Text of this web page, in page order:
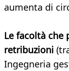
aumenta di
Le facoltà
retribuzioni
Ingegneria